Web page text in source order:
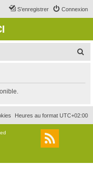
Connexion
S’enregistrer
r
c
r
Heures au format UTC+02:00